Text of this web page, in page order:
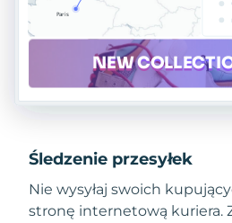
Śledzenie przesyłek
Nie wysyłaj swoich
stronę internetową kuriera.